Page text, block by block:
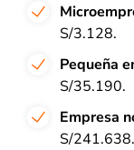
S/3.128.
Pequeña
S/35.190.
Empresa
S/241.638.